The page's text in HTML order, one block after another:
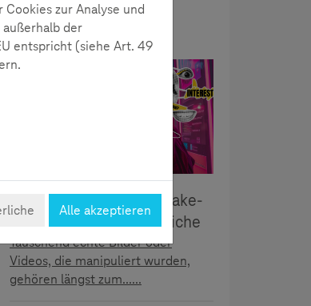
5.08.2026
Täuschend echt: Deepfake-
Erkennung für Jugendliche
Täuschend echte Bilder oder
Videos, die manipuliert wurden,
gehören längst zum......
zur Analyse und
der
entspricht (siehe Art. 49
Alle akzeptieren